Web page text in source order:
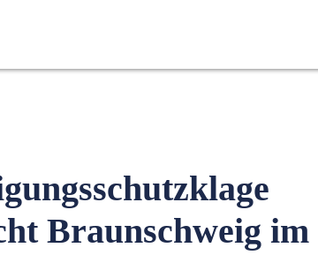
Braunschweig im